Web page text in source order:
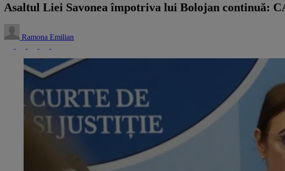
Asaltul Liei Savonea împotriva lui Bolojan continuă:
Ramona Emilian